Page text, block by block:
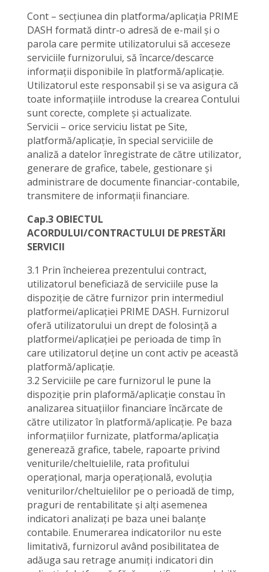
Cont – secțiunea din platforma/aplicația PRIME
DASH formată dintr-o adresă de e-mail și o
parola care permite utilizatorului să acceseze
serviciile furnizorului, să încarce/descarce
informații disponibile în platformă/aplicație.
Utilizatorul este responsabil și se va asigura că
toate informațiile introduse la crearea Contului
sunt corecte, complete și actualizate.
Servicii – orice serviciu listat pe Site,
platformă/aplicație, în special serviciile de
analiză a datelor înregistrate de către utilizator,
generare de grafice, tabele, gestionare și
administrare de documente financiar-contabile,
transmitere de informații financiare.
Cap.3 OBIECTUL
ACORDULUI/CONTRACTULUI DE PRESTĂRI
SERVICII
3.1 Prin încheierea prezentului contract,
utilizatorul beneficiază de serviciile puse la
dispoziție de către furnizor prin intermediul
platformei/aplicației PRIME DASH. Furnizorul
oferă utilizatorului un drept de folosință a
platformei/aplicației pe perioada de timp în
care utilizatorul deține un cont activ pe această
platformă/aplicație.
3.2 Serviciile pe care furnizorul le pune la
dispoziție prin plaformă/aplicație constau în
analizarea situațiilor financiare încărcate de
către utilizator în platformă/aplicație. Pe baza
informațiilor furnizate, platforma/aplicația
generează grafice, tabele, rapoarte privind
veniturile/cheltuielile, rata profitului
operațional, marja operațională, evoluția
veniturilor/cheltuielilor pe o perioadă de timp,
praguri de rentabilitate și alți asemenea
indicatori analizați pe baza unei balanțe
contabile. Enumerarea indicatorilor nu este
limitativă, furnizorul având posibilitatea de
adăuga sau retrage anumiți indicatori din